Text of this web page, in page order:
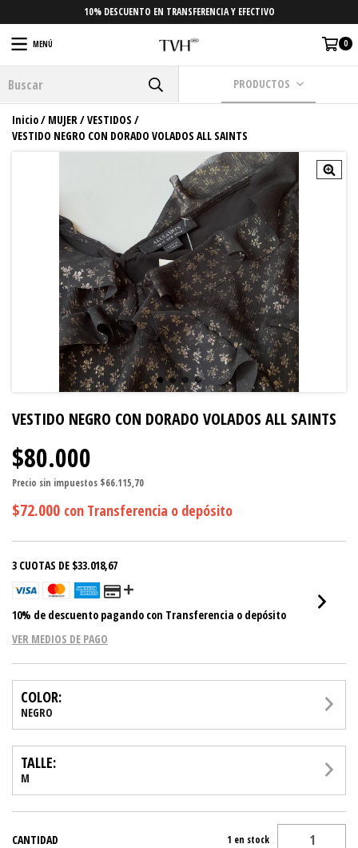
10% DESCUENTO EN TRANSFERENCIA Y EFECTIVO
MENÚ 0
PRODUCTOS
Inicio/ MUJER/VESTIDOS /
VESTIDO NEGRO CON DORADO VOLADOS ALL SAINTS
VESTIDO NEGRO CON DORADO VOLADOS ALL SAINTS
$80.000
Precio sin impuestos $66.115,70
$72.000 con Transferencia o depósito
3 CUOTAS DE $33.018,67
10% de descuento pagando con Transferencia o depósito
VER MEDIOS DE PAGO
COLOR:
NEGRO
TALLE:
M
CANTIDAD 1 en stock